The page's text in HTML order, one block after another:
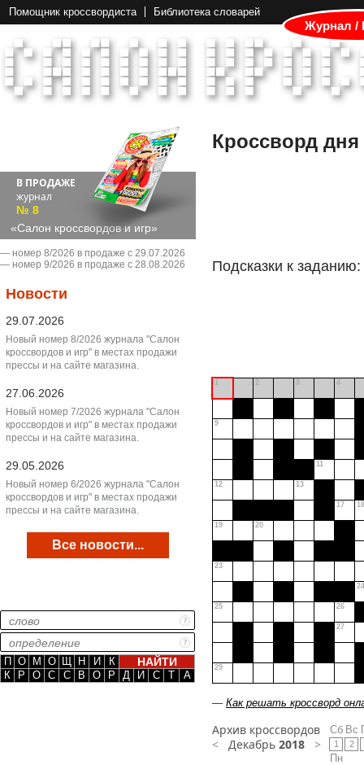
Помощник кроссвордиста Библиотека словарей
Журнал /
В ПРОДАЖЕ
журнал
№ 8
«Салон кроссвордов и игр»
― номер 8/2026 в продаже с 29.07.2026
― номер 9/2026 в продаже с 28.08.2026
Новости
29.07.2026
Новый номер 8/2026 журнала "Салон
кроссвордов и игр" в местах продажи
прессы и на сайте магазина.
27.06.2026
Новый номер 7/2026 журнала "Салон
кроссвордов и игр" в местах продажи
прессы и на сайте магазина.
29.05.2026
Новый номер 6/2026 журнала "Салон
кроссвордов и игр" в местах продажи
прессы и на сайте магазина.
Все новости...
П О М О Щ Н И
К
К
Р О С С В О Р Д И С Т А
Кроссворд дня
Подсказки к заданию:
1 2 3 4
9
11
12 13
17 18
19 20
23
24
25 26
27
29
— Как решать кроссворд
Архив кроссвордов
< Декабрь 2018 >
Сб
1
Вс
2
Пн